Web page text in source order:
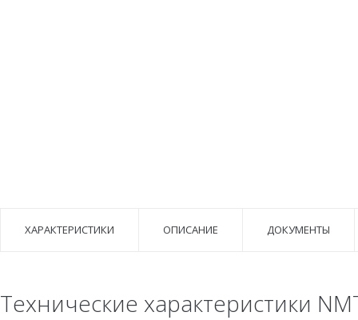
ХАРАКТЕРИСТИКИ ОПИСАНИЕ ДОКУМЕНТЫ
Технические характеристики